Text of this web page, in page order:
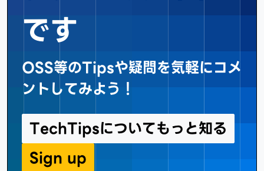
です
OSS等のTipsや疑問を気軽にコメ
ントしてみよう！
TechTipsについてもっと知る
Sign up